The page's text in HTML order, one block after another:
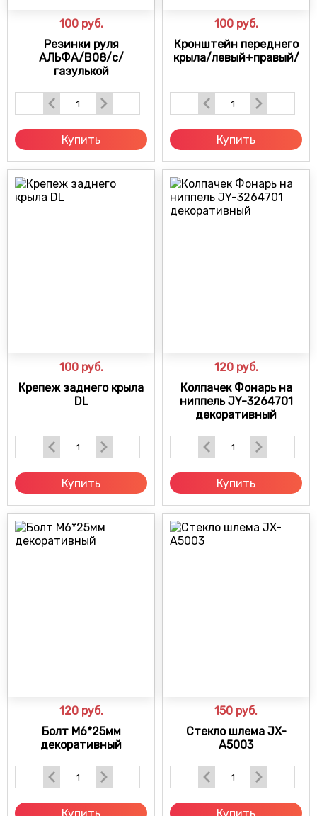
100 руб.
Резинки руля
АЛЬФА/B08/с/
газулькой
Купить
100 руб.
Кронштейн переднего
крыла/левый+правый/
Купить
100 руб.
Крепеж заднего крыла
DL
Купить
120 руб.
Колпачек Фонарь на
ниппель JY-3264701
декоративный
Купить
120 руб.
Болт М6*25мм
декоративный
Купить
150 руб.
Стекло шлема JX-
A5003
Купить